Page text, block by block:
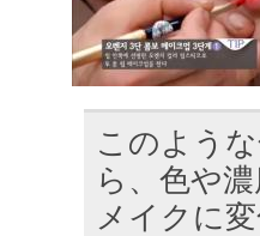
このよう
ら、色や
メイクに